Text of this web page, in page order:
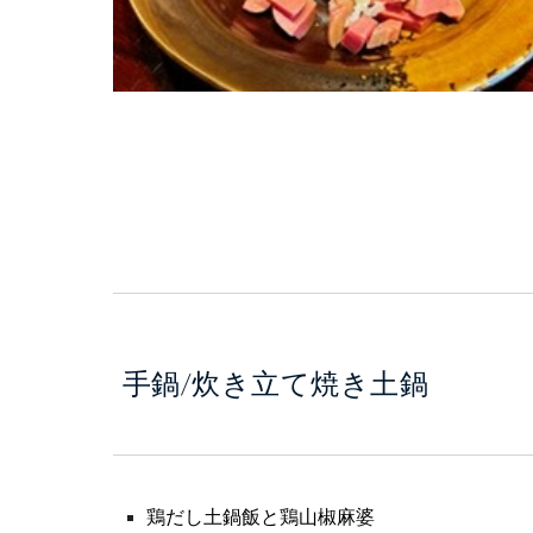
手鍋/炊き立て焼き土鍋
鶏だし土鍋飯と鶏山椒麻婆